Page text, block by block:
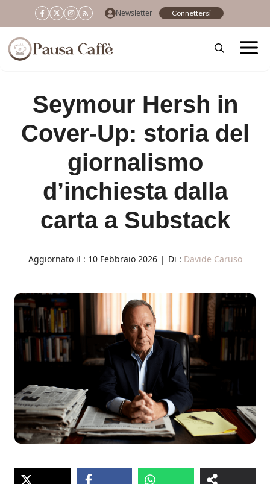
al
contenuto
Newsletter Connettersi
Seymour Hersh in
Cover-Up: storia del
giornalismo
d’inchiesta dalla
carta a Substack
Aggiornato il : 10 Febbraio 2026 | Di : Davide Caruso